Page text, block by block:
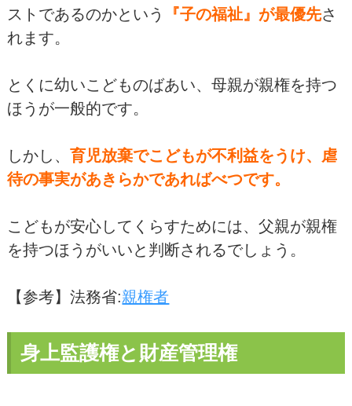
ストであるのかという
『子の福祉』が最優先さ
れます。
とくに幼いこどものばあい、母親が親権を持つ
ほうが一般的です。
しかし、育児放棄でこどもが不利益をうけ、虐
待の事実があきらかであればべつです。
こどもが安心してくらすためには、父親が親権
を持つほうがいいと判断されるでしょう。
【参考】法務省:親権者
身上監護権と財産管理権